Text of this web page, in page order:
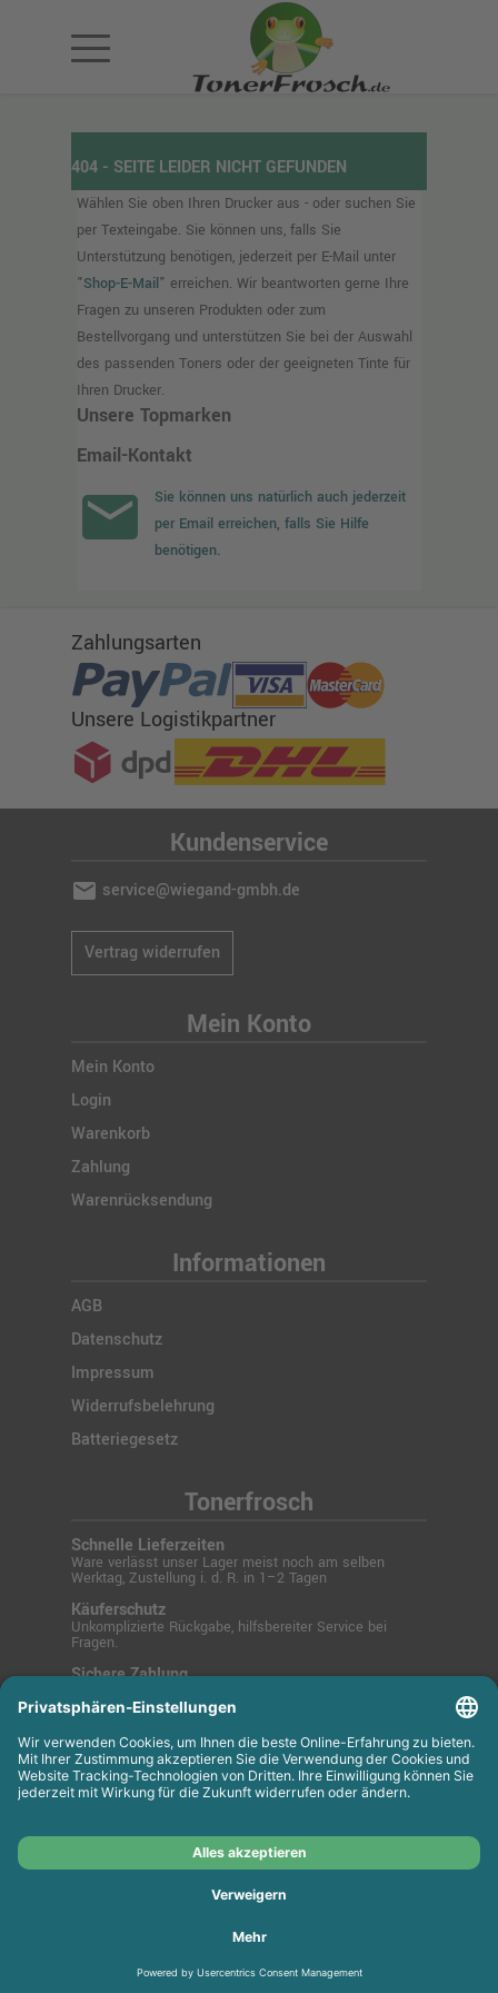
404 - SEITE LEIDER NICHT GEFUNDEN
Wählen Sie oben Ihren Drucker aus - oder suchen Sie
per Texteingabe. Sie können uns, falls Sie
Unterstützung benötigen, jederzeit per E-Mail unter
"Shop-E-Mail" erreichen. Wir beantworten gerne Ihre
Fragen zu unseren Produkten oder zum
Bestellvorgang und unterstützen Sie bei der Auswahl
des passenden Toners oder der geeigneten Tinte für
Ihren Drucker.
Unsere Topmarken
Email-Kontakt
email
Sie können uns natürlich auch jederzeit
per Email erreichen, falls Sie Hilfe
benötigen.
Zahlungsarten
Unsere Logistikpartner
Kundenservice
mail service@wiegand-gmbh.de
Vertrag widerrufen
Mein Konto
Mein Konto
Login
Warenkorb
Zahlung
Warenrücksendung
Informationen
AGB
Datenschutz
Impressum
Widerrufsbelehrung
Batteriegesetz
Tonerfrosch
Schnelle Lieferzeiten
Ware verlässt unser Lager meist noch am selben
Werktag, Zustellung i. d. R. in 1–2 Tagen
Käuferschutz
Unkomplizierte Rückgabe, hilfsbereiter Service bei
Fragen.
Sichere Zahlung
oder Rechnung.
© 2025 Tonerfrosch.de - Zuverlässige Drucklösungen
für Büro und Zuhause